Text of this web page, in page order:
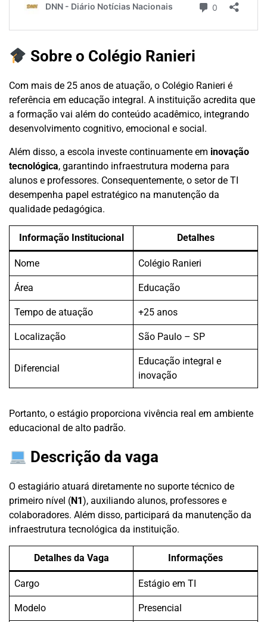
Sobre o Colégio Ranieri
Com mais de 25 anos de atuação, o Colégio Ranieri é
referência em educação integral. A instituição acredita que
a formação vai além do conteúdo acadêmico, integrando
desenvolvimento cognitivo, emocional e social.
Além disso, a escola investe continuamente em inovação
tecnológica, garantindo infraestrutura moderna para
alunos e professores. Consequentemente, o setor de TI
desempenha papel estratégico na manutenção da
qualidade pedagógica.
Informação Institucional Detalhes
Nome Colégio Ranieri
Área Educação
Tempo de atuação +25 anos
Localização São Paulo – SP
Diferencial
Educação integral e
inovação
Portanto, o estágio proporciona vivência real em ambiente
educacional de alto padrão.
Descrição da vaga
O estagiário atuará diretamente no suporte técnico de
primeiro nível (N1), auxiliando alunos, professores e
colaboradores. Além disso, participará da manutenção da
infraestrutura tecnológica da instituição.
Detalhes da Vaga Informações
Cargo Estágio em TI
Modelo Presencial